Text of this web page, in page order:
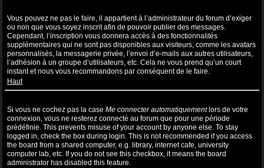
Vous pouvez ne pas le faire, il appartient à l’administrateur du forum d’exiger
ou non que vous soyez inscrit afin de pouvoir publier des messages.
Cependant, l’inscription vous donnera accès à des fonctionnalités
supplémentaires qui ne sont pas disponibles aux visiteurs, comme les avatars
personnalisés, la messagerie privée, l’envoi d’e-mails aux autres utilisateurs,
l’adhésion à un groupe d’utilisateurs, etc. Cela ne vous prend qu’un court
instant et nous vous recommandons par conséquent de le faire.
Haut
Si vous ne cochez pas la case Me connecter automatiquementlors de votre
connexion, vous ne resterez connecté au forum que pour une période
prédéfinie. This prevents misuse of your account by anyone else. To stay
logged in, check the box during login. This is not recommended if you access
the board from a shared computer, e.g. library, internet cafe, university
computer lab, etc. If you do not see this checkbox, it means the board
administrator has disabled this feature.